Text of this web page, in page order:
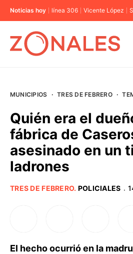
Noticias hoy línea 306 Vicente López
BUENOS AIRES
PROVINCIAS
MUNICIPIOS · TRES DE FEBRERO ·
Quién era el
fábrica de
asesinado en un
ladrones
TRES DE FEBRERO. POLICIALES ·
El hecho ocurrió en la